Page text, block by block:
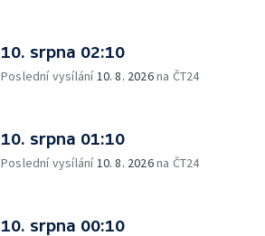
10. srpna 02:10
Poslední vysílání10. 8. 2026na ČT24
10. srpna 01:10
Poslední vysílání10. 8. 2026na ČT24
10. srpna 00:10